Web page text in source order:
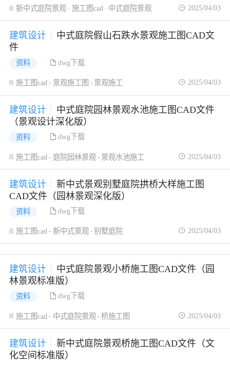
新中式庭院景观 施工图cad 中式庭院景观 2025/04/03
建筑设计
中式庭院假山石跌水景观施工图CAD文
件
资料 dwg下载
施工图cad 景观施工图 景观施工 2025/04/03
建筑设计
中式庭院园林景观水池施工图CAD文件
（景观设计深化版）
资料 dwg下载
施工图cad 庭院园林景观 景观水池施工 2025/04/03
建筑设计
新中式景观别墅庭院拱桥大样施工图
CAD文件（园林景观深化版）
资料 dwg下载
施工图cad 新中式景观 别墅庭院 2025/04/03
建筑设计
中式庭院景观小桥施工图CAD文件（园
林景观标准版）
资料 dwg下载
施工图cad 中式庭院景观 桥施工图 2025/04/03
建筑设计
新中式庭院景观桥施工图CAD文件（文
化空间标准版）